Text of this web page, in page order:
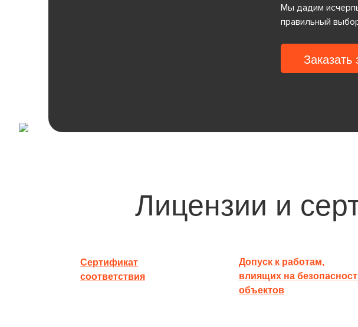
Мы дадим
правильный
Заказать
Лицензии и
Сертификат
соответствия
Допуск к работам,
влиящих на
объектов